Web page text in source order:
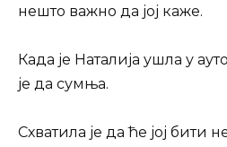
нешто важно да јој каже.
Када је Наталија ушла у
је да сумња.
Схватила је да ће јој бити